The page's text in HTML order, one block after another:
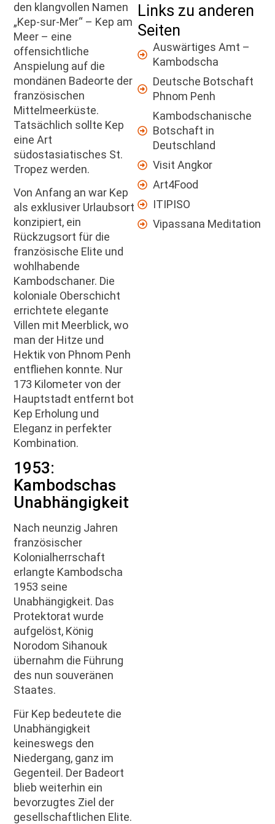
den klangvollen Namen
„Kep-sur-Mer“ – Kep am
Meer – eine
offensichtliche
Anspielung auf die
mondänen Badeorte der
französischen
Mittelmeerküste.
Tatsächlich sollte Kep
eine Art
südostasiatisches St.
Tropez werden.
Von Anfang an war Kep
als exklusiver Urlaubsort
konzipiert, ein
Rückzugsort für die
französische Elite und
wohlhabende
Kambodschaner. Die
koloniale Oberschicht
errichtete elegante
Villen mit Meerblick, wo
man der Hitze und
Hektik von Phnom Penh
entfliehen konnte. Nur
173 Kilometer von der
Hauptstadt entfernt bot
Kep Erholung und
Eleganz in perfekter
Kombination.
1953:
Kambodschas
Unabhängigkeit
Nach neunzig Jahren
französischer
Kolonialherrschaft
erlangte Kambodscha
1953 seine
Unabhängigkeit. Das
Protektorat wurde
aufgelöst, König
Norodom Sihanouk
übernahm die Führung
des nun souveränen
Staates.
Für Kep bedeutete die
Unabhängigkeit
keineswegs den
Niedergang, ganz im
Gegenteil. Der Badeort
blieb weiterhin ein
bevorzugtes Ziel der
gesellschaftlichen Elite.
Links zu anderen
Seiten
Auswärtiges Amt –
Kambodscha
Deutsche Botschaft
Phnom Penh
Kambodschanische
Botschaft in
Deutschland
Visit Angkor
Art4Food
ITIPISO
Vipassana Meditation